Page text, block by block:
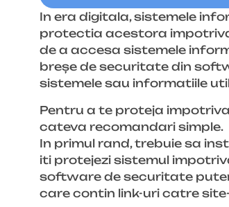
In era digitala, sistemele
protectia acestora
de a accesa sistemele
breșe de securitate din
sistemele sau informatiile
Pentru a te proteja
cateva recomandari simple.
In primul rand, trebuie sa
iti protejezi sistemul
software de securitate
care contin link-uri catre